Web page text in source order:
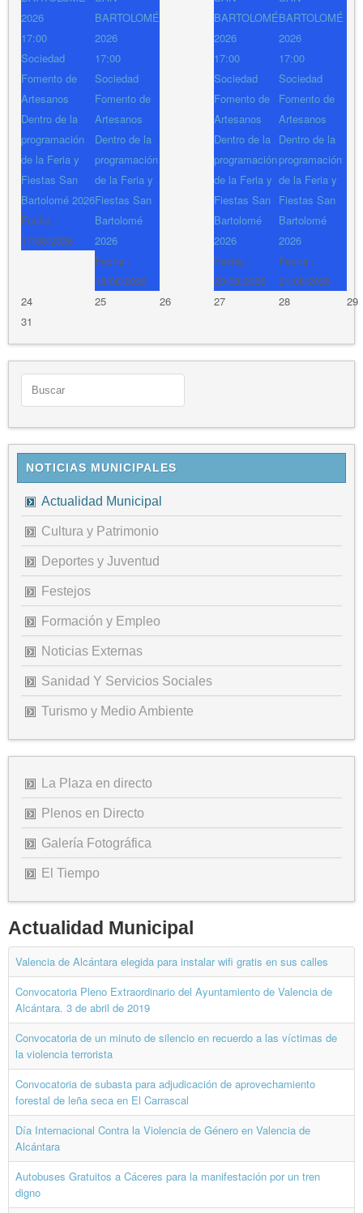
2026
17:00
Sociedad
Fomento de
Artesanos
Dentro de la
programación
de la Feria y
Fiestas San
Bartolomé 2026
Fecha :
17/08/2026
BARTOLOMÉ
2026
17:00
Sociedad
Fomento de
Artesanos
Dentro de la
programación
de la Feria y
Fiestas San
Bartolomé
2026
Fecha :
18/08/2026
BARTOLOMÉ
2026
17:00
Sociedad
Fomento de
Artesanos
Dentro de la
programación
de la Feria y
Fiestas San
Bartolomé
2026
Fecha :
20/08/2026
BARTOLOMÉ
2026
17:00
Sociedad
Fomento de
Artesanos
Dentro de la
programación
de la Feria y
Fiestas San
Bartolomé
2026
Fecha :
21/08/2026
24 25 26 27 28
29
31
NOTICIAS MUNICIPALES
Actualidad Municipal
Cultura y Patrimonio
Deportes y Juventud
Festejos
Formación y Empleo
Noticias Externas
Sanidad Y Servicios Sociales
Turismo y Medio Ambiente
La Plaza en directo
Plenos en Directo
Galería Fotográfica
El Tiempo
Actualidad Municipal
Valencia de Alcántara elegida para instalar wifi gratis en sus calles
Convocatoria Pleno Extraordinario del Ayuntamiento de Valencia de
Alcántara. 3 de abril de 2019
Convocatoria de un minuto de silencio en recuerdo a las víctimas de
la violencia terrorista
Convocatoria de subasta para adjudicación de aprovechamiento
forestal de leña seca en El Carrascal
Día Internacional Contra la Violencia de Género en Valencia de
Alcántara
Autobuses Gratuitos a Cáceres para la manifestación por un tren
digno